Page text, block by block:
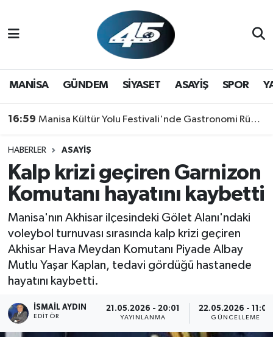
MANİSA GÜNDEM SİYASET ASAYİŞ SPOR
16:59 Manisa Kültür Yolu Festivali'nde Gastronomi Rüzgarı: Lezzetin Yıldızı "Manisa Kebabı" Oldu!
HABERLER ASAYİŞ
Kalp krizi geçiren Garnizon
Komutanı hayatını kaybetti
Manisa'nın Akhisar ilçesindeki Gölet Alanı'ndaki
voleybol turnuvası sırasında kalp krizi geçiren
Akhisar Hava Meydan Komutanı Piyade Albay
Mutlu Yaşar Kaplan, tedavi gördüğü hastanede
hayatını kaybetti.
İSMAIL AYDIN
EDITÖR
21.05.2026 - 20:01
YAYINLANMA
22.05.2026 - 11:08
GÜNCELLEME
GÜNDEM
SPOR
YAŞAM
RESMİ REKLAM
Hava Durumu
Trafik Durumu
Son Dakika Haberleri
Haber Arşivi